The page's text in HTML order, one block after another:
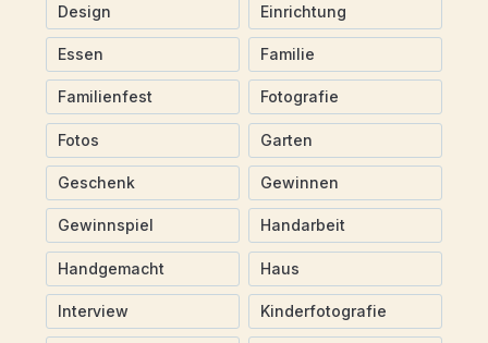
Design Einrichtung
Essen Familie
Familienfest Fotografie
Fotos Garten
Geschenk Gewinnen
Gewinnspiel Handarbeit
Handgemacht Haus
Interview Kinderfotografie